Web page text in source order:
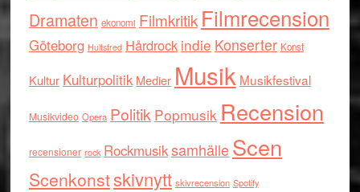
Dramaten ekonomi Filmkritik Filmrecension
Göteborg Hultsfred Hårdrock indie Konserter Konst
Kultur Kulturpolitik Medier Musik Musikfestival
Musikvideo Opera Politik Popmusik Recension
recensioner rock RockmusiksamhälleScen
Scenkonstskivnytt skivrecension Spotify